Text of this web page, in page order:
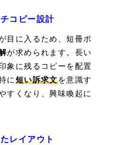
コピー設計
目に入るため、短冊ポ
が求められます。長い
象に残るコピーを配置
に 短い訴求文を意識す
すくなり、興味喚起に
レイアウト